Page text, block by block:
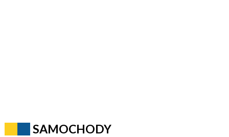
SAMOCHODY